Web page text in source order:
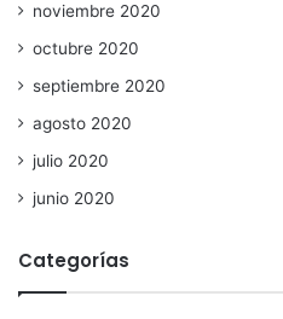
noviembre 2020
octubre 2020
septiembre 2020
agosto 2020
julio 2020
junio 2020
Categorías